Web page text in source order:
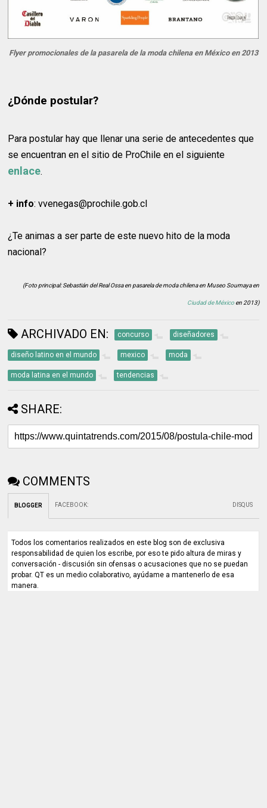
Flyer promocionales de la pasarela de la moda chilena en México en 2013
¿Dónde postular?
Para postular hay que llenar una serie de antecedentes que
se encuentran en el sitio de ProChile en el siguiente
enlace.
+ info: vvenegas@prochile.gob.cl
¿Te animas a ser parte de este nuevo hito de la moda
nacional?
(Foto principal: Sebastián del Real Ossa en pasarela de moda chilena en Museo Soumaya en
Ciudad de Méxicoen 2013)
ARCHIVADO EN: concurso diseñadores
diseño latino en el mundo mexico moda
moda latina en el mundo tendencias
SHARE:
COMMENTS
BLOGGER FACEBOOK: DISQUS
Todos los comentarios realizados en este blog son de exclusiva
responsabilidad de quien los escribe, por eso te pido altura de miras y
conversación - discusión sin ofensas o acusaciones que no se puedan
probar. QT es un medio colaborativo, ayúdame a mantenerlo de esa
manera.